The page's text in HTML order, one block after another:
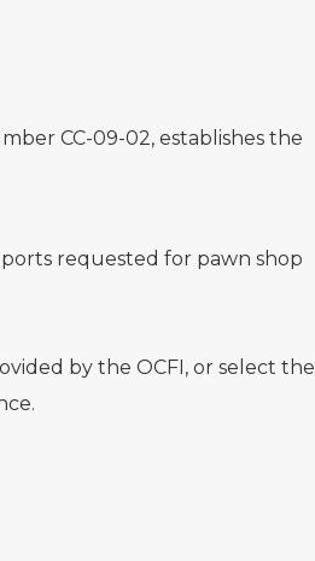
CC-09-02, establishes the
requested for pawn shop
by the OCFI, or select the